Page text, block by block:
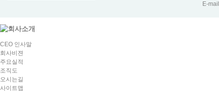
E-
CEO 인사말
회사비젼
주요실적
조직도
오시는길
사이트맵